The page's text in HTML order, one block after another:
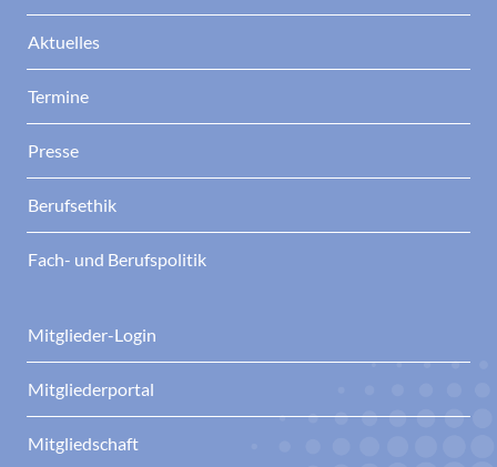
Aktuelles
Termine
Presse
Berufsethik
Fach- und Berufspolitik
Mitglieder-Login
Mitgliederportal
Mitgliedschaft